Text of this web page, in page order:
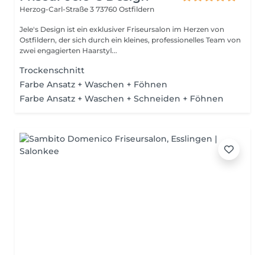
Herzog-Carl-Straße 3 73760 Ostfildern
Jele's Design ist ein exklusiver Friseursalon im Herzen von
Ostfildern, der sich durch ein kleines, professionelles Team von
zwei engagierten Haarstyl...
Trockenschnitt
Farbe Ansatz + Waschen + Föhnen
Farbe Ansatz + Waschen + Schneiden + Föhnen